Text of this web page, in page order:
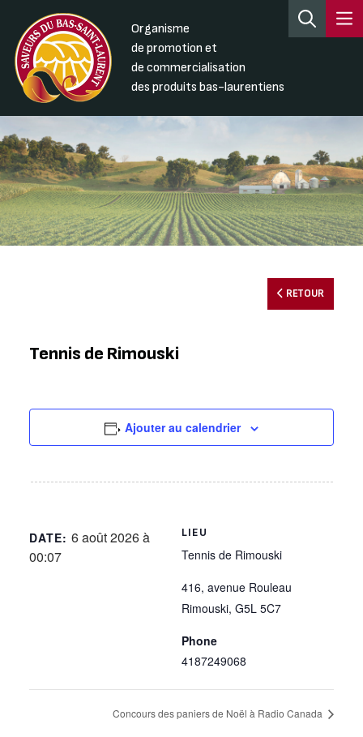
Organisme
de promotion et
de commercialisation
des produits bas-laurentiens
RETOUR
Tennis de Rimouski
Ajouter au calendrier
DATE:6 août 2026 à
00:07
LIEU
Tennis de Rimouski
416, avenue Rouleau
Rimouski, G5L 5C7
Phone
4187249068
Concours des paniers de Noël à Radio Canada